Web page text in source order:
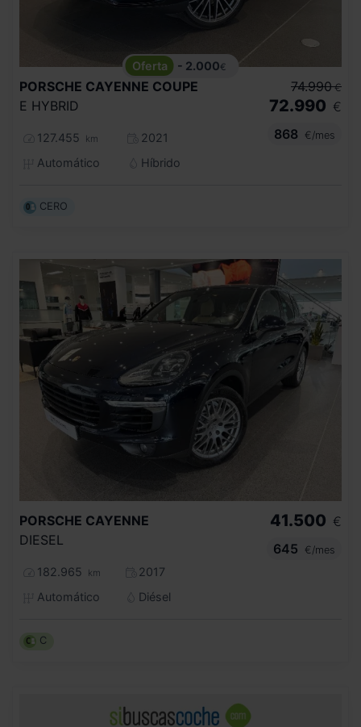
- 2.000€
PORSCHE CAYENNE COUPE
E HYBRID
127.455 km
2021
Automático
Híbrido
74.990 €
72.990 €
868
€/mes
CERO
PORSCHE CAYENNE
DIESEL
182.965 km
2017
Automático
Diésel
41.500 €
645
€/mes
C